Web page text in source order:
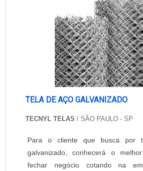
equipamentos para serigrafia
direcionadas para a....
TELA DE AÇO GALVANIZADO
TECNYL TELAS / SÃO PAULO - SP
Para o cliente que busca por
galvanizado, conhecerá o
fechar negócio cotando na